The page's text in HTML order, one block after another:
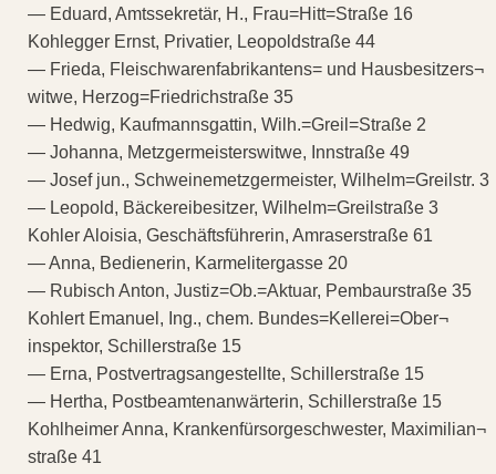
— Eduard, Amtssekretär, H., Frau=Hitt=Straße 16
Kohlegger Ernst, Privatier, Leopoldstraße 44
— Frieda, Fleischwarenfabrikantens= und Hausbesitzers¬
witwe, Herzog=Friedrichstraße 35
— Hedwig, Kaufmannsgattin, Wilh.=Greil=Straße 2
— Johanna, Metzgermeisterswitwe, Innstraße 49
— Josef jun., Schweinemetzgermeister, Wilhelm=Greilstr. 3
— Leopold, Bäckereibesitzer, Wilhelm=Greilstraße 3
Kohler Aloisia, Geschäftsführerin, Amraserstraße 61
— Anna, Bedienerin, Karmelitergasse 20
— Rubisch Anton, Justiz=Ob.=Aktuar, Pembaurstraße 35
Kohlert Emanuel, Ing., chem. Bundes=Kellerei=Ober¬
inspektor, Schillerstraße 15
— Erna, Postvertragsangestellte, Schillerstraße 15
— Hertha, Postbeamtenanwärterin, Schillerstraße 15
Kohlheimer Anna, Krankenfürsorgeschwester, Maximilian¬
straße 41